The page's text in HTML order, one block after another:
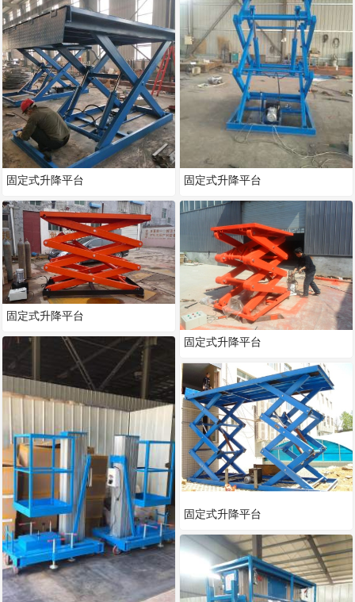
固定式升降平台
固定式升降平台
固定式升降平台
固定式升降平台
固定式升降平台